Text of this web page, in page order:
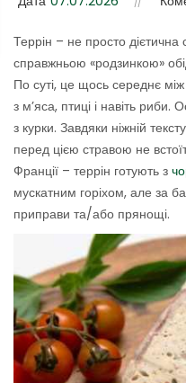
Террін – не просто дієтична
справжньою «родзинкою»
По суті, це щось середнє
з м’яса, птиці і навіть
з курки. Завдяки ніжній
перед цією стравою не
Франції – террін готують з
мускатним горіхом, але за
приправи та/або прянощі.